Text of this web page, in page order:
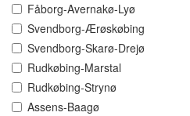
Fåborg-Avernakø-Lyø
Svendborg-Ærøskøbing
Svendborg-Skarø-Drejø
Rudkøbing-Marstal
Rudkøbing-Strynø
Assens-Baagø